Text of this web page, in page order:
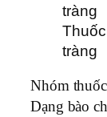
tràng
Nhóm
Dạng bào